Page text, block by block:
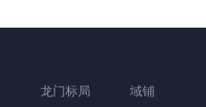
龙门标局 域铺